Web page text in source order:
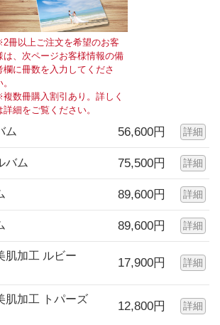
冊以上ご注文を希望のお客
は、次ページお客様情報の備
欄に冊数を入力してくださ
数冊購入割引あり。詳しく
詳細をご覧ください。
ム 56,600円 詳細
バム 75,500円 詳細
89,600円 詳細
89,600円 詳細
肌加工 ルビー
17,900円 詳細
肌加工 トパーズ
12,800円 詳細